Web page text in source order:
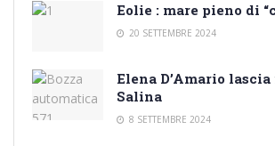
Eolie : mare pieno di
20 SETTEMBRE 2024
Elena D’Amario
Salina
8 SETTEMBRE 2024